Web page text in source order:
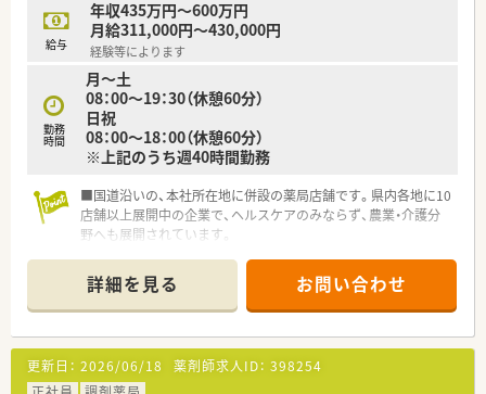
給与
年収435万円～600万円
月給311,000円～430,000円
経験等によります
勤務
時間
月～土
08：00～19：30（休憩60分）
日祝
08：00～18：00（休憩60分）
※上記のうち週40時間勤務
■国道沿いの、本社所在地に併設の薬局店舗です。県内各地に10
店舗以上展開中の企業で、ヘルスケアのみならず、農業・介護分
野へも展開されています。
ニケーションで信頼を築くことを目指しています。
詳細を見る お問い合わせ
更新日： 2026/06/18 薬剤師求人ID： 398254